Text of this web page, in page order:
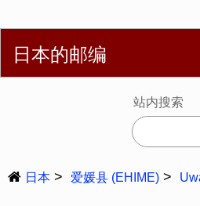
简体
Deutsch
Français
日本的邮编
站内搜索
日本 爱媛县 (EHIME)